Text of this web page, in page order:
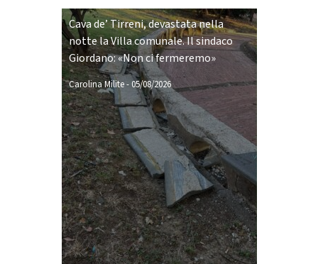
Cava de’ Tirreni, devastata nella
notte la Villa comunale. Il sindaco
Giordano: «Non ci fermeremo»
Carolina Milite- 05/08/2026